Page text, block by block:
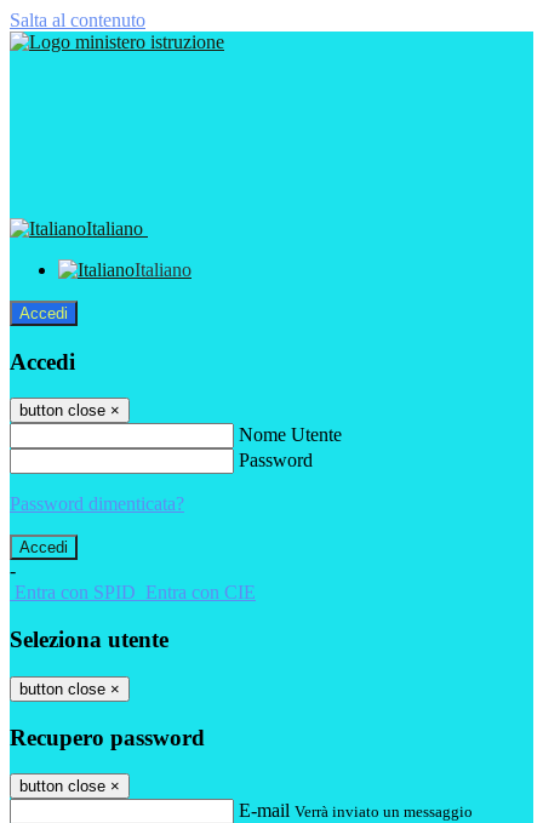
Salta al contenuto
Italiano
Italiano
Accedi
Accedi
button close ×
Nome Utente
Password
Password dimenticata?
-
Entra con SPID Entra con CIE
Seleziona utente
button close ×
Recupero password
button close ×
E-mail Verrà inviato un messaggio